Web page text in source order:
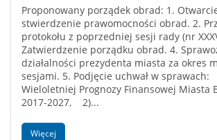
Proponowany porządek obrad: 1.
stwierdzenie prawomocności obrad. 2.
protokołu z poprzedniej sesji rady (nr
Zatwierdzenie porządku obrad. 4.
działalności prezydenta miasta za okres
sesjami. 5. Podjęcie uchwał w
Wieloletniej Prognozy Finansowej Miasta
2017-2027, 2)...
Więcej